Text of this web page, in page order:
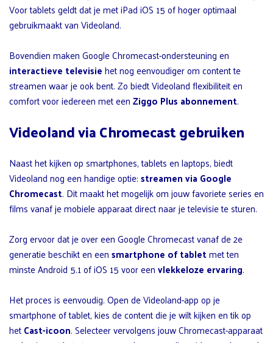
Voor tablets geldt dat je met iPad iOS 15 of hoger optimaal
gebruikmaakt van Videoland.
Bovendien maken Google Chromecast-ondersteuning en
interactieve televisiehet nog eenvoudiger om content te
streamen waar je ook bent. Zo biedt Videoland flexibiliteit en
comfort voor iedereen met eenZiggo Plus abonnement.
Videoland via Chromecast gebruiken
Naast het kijken op smartphones, tablets en laptops, biedt
Videoland nog een handige optie:streamen via Google
Chromecast. Dit maakt het mogelijk om jouw favoriete series en
films vanaf je mobiele apparaat direct naar je televisie te sturen.
Zorg ervoor dat je over een Google Chromecast vanaf de 2e
generatie beschikt en eensmartphone of tabletmet ten
minste Android 5.1 of iOS 15 voor eenvlekkeloze ervaring.
Het proces is eenvoudig. Open de Videoland-app op je
smartphone of tablet, kies de content die je wilt kijken en tik op
hetCast-icoon. Selecteer vervolgens jouw Chromecast-apparaat